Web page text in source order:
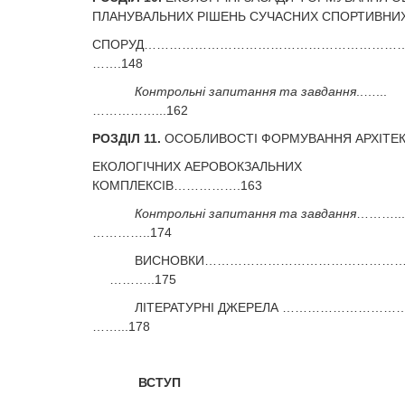
ПЛАНУВАЛЬНИХ РІШЕНЬ СУЧАСНИХ
…….148
Контрольні запитання та завдання..…...
……………...162
РОЗДІЛ 11. ОСОБЛИВОСТІ ФОРМУВАННЯ
ЕКОЛОГІЧНИХ АЕРОВОКЗАЛЬНИХ
КОМПЛЕКСІВ…………….163
Контрольні запитання та завдання………...
…………..174
………..175
ЛІТЕРАТУРНІ ДЖЕРЕЛА
……...178
ВСТУП